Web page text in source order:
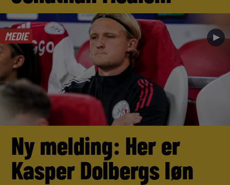
MEDIE ►
Ny melding: Her er
Kasper Dolbergs løn